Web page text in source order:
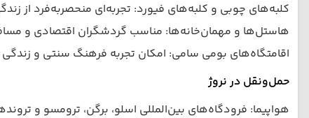
کلبه‌های چوبی و کلبه‌های فیورد: تجربه‌ای منحصربه‌فرد از
هاستل‌ها و مهمان‌خانه‌ها: مناسب گردشگران اقتصادی و
اقامتگاه‌های بومی سامی: امکان تجربه فرهنگ سنتی و زندگی
حمل‌ونقل در نروژ
هواپیما: فرودگاه‌های بین‌المللی اسلو، برگن، ترومسو و